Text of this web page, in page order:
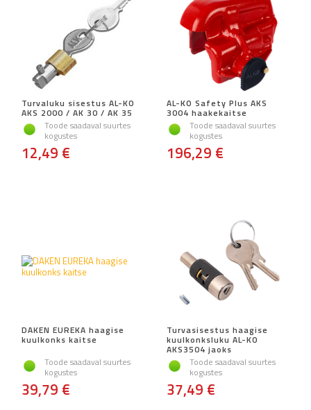
Turvaluku sisestus AL-KO
AKS 2000 / AK 30 / AK 35
Toode saadaval suurtes
kogustes
12,49 €
AL-KO Safety Plus AKS
3004 haakekaitse
Toode saadaval suurtes
kogustes
196,29 €
DAKEN EUREKA haagise
kuulkonks kaitse
Toode saadaval suurtes
kogustes
39,79 €
Turvasisestus haagise
kuulkonksluku AL-KO
AKS3504 jaoks
Toode saadaval suurtes
kogustes
37,49 €